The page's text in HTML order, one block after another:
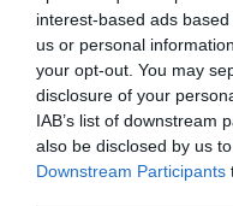
interest-based ads
us or personal
your opt-out. You may
disclosure of your
IAB’s list of downstream
also be disclosed by us
Downstream Participants
STIRI ITALIA
See
more
Articolul anterior
În 2020, aproape
murit din cauza
bugetul de pensii